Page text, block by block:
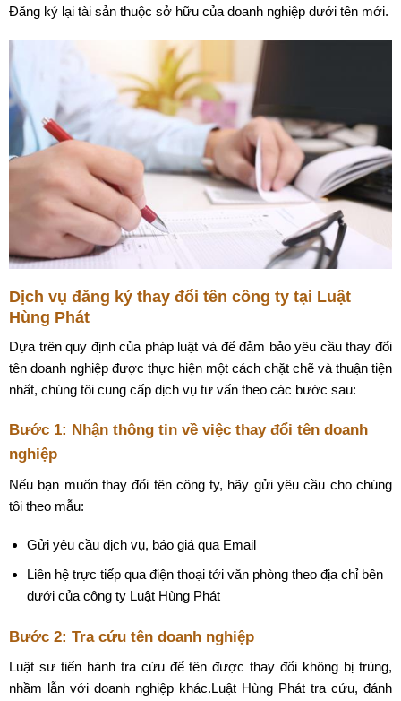
Đăng ký lại tài sản thuộc sở hữu của doanh nghiệp dưới tên mới.
Dịch vụ đăng ký thay đổi tên công ty tại Luật
Hùng Phát
Dựa trên quy định của pháp luật và để đảm bảo yêu cầu thay đổi
tên doanh nghiệp được thực hiện một cách chặt chẽ và thuận tiện
nhất, chúng tôi cung cấp dịch vụ tư vấn theo các bước sau:
Bước 1: Nhận thông tin về việc thay đổi tên doanh
nghiệp
Nếu bạn muốn thay đổi tên công ty, hãy gửi yêu cầu cho chúng
tôi theo mẫu:
Gửi yêu cầu dịch vụ, báo giá qua Email
Liên hệ trực tiếp qua điện thoại tới văn phòng theo địa chỉ bên
dưới của công ty Luật Hùng Phát
Bước 2: Tra cứu tên doanh nghiệp
Luật sư tiến hành tra cứu để tên được thay đổi không bị trùng,
nhầm lẫn với doanh nghiệp khác.Luật Hùng Phát tra cứu, đánh